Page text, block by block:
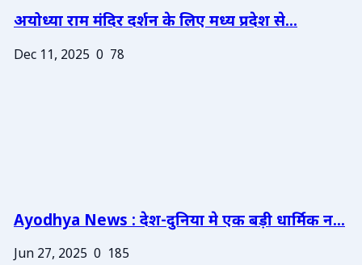
अयोध्या राम मंदिर दर्शन के लिए मध्य प्रदेश से...
Dec 11, 2025 0 78
Ayodhya News : देश-दुनिया मे एक बड़ी धार्मिक न...
Jun 27, 2025 0 185